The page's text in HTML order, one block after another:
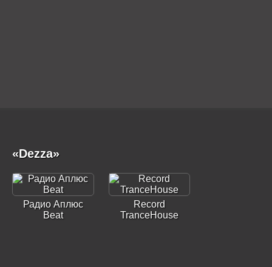
«Dezza»
Радио Аплюс
Beat
Record
TranceHouse